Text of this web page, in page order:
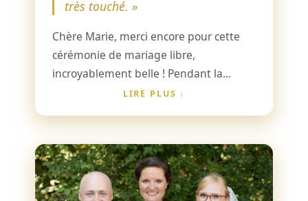
très touché. »
Chère Marie, merci encore pour cette
cérémonie de mariage libre,
incroyablement belle ! Pendant la
préparation et le jour même, tu étais
regorgeait de beaux détails et tout le
monde a été très touché.
LIRE PLUS